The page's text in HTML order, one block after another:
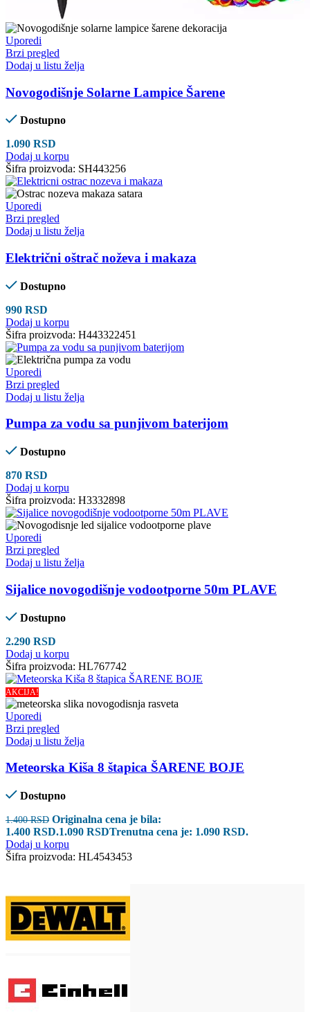
Uporedi
Brzi pregled
Dodaj u listu želja
Novogodišnje Solarne Lampice Šarene
Dostupno
1.090 RSD
Dodaj u korpu
Šifra proizvoda: SH443256
Uporedi
Brzi pregled
Dodaj u listu želja
Električni oštrač noževa i makaza
Dostupno
990 RSD
Dodaj u korpu
Šifra proizvoda: H443322451
Uporedi
Brzi pregled
Dodaj u listu želja
Pumpa za vodu sa punjivom baterijom
Dostupno
870 RSD
Dodaj u korpu
Šifra proizvoda: H3332898
Uporedi
Brzi pregled
Dodaj u listu želja
Sijalice novogodišnje vodootporne 50m PLAVE
Dostupno
2.290 RSD
Dodaj u korpu
Šifra proizvoda: HL767742
AKCIJA!
Uporedi
Brzi pregled
Dodaj u listu želja
Meteorska Kiša 8 štapica ŠARENE BOJE
Dostupno
1.400RSD Originalna cena je bila:
1.400 RSD.1.090 RSDTrenutna cena je: 1.090 RSD.
Dodaj u korpu
Šifra proizvoda: HL4543453